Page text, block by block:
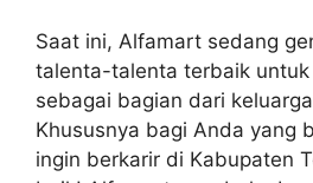
Saat ini, Alfamart sedang
talenta-talenta terbaik
sebagai bagian dari
Khususnya bagi Anda yang
ingin berkarir di Kabupaten